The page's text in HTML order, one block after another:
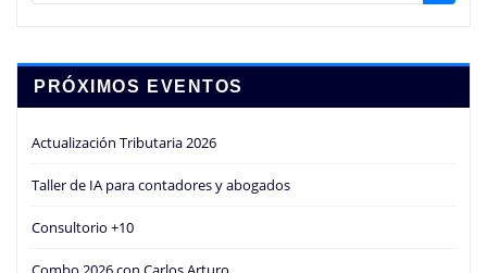
PRÓXIMOS EVENTOS
Actualización Tributaria 2026
Taller de IA para contadores y abogados
Consultorio +10